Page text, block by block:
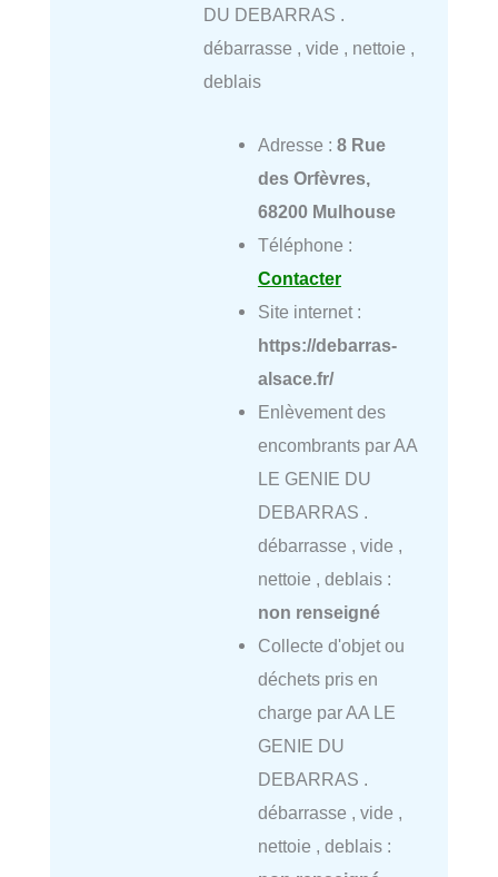
DU DEBARRAS .
débarrasse , vide , nettoie ,
deblais
Adresse : 8 Rue
des Orfèvres,
68200 Mulhouse
Téléphone :
Contacter
Site internet :
https://debarras-
alsace.fr/
Enlèvement des
encombrants par AA
LE GENIE DU
DEBARRAS .
débarrasse , vide ,
nettoie , deblais :
non renseigné
Collecte d'objet ou
déchets pris en
charge par AA LE
GENIE DU
DEBARRAS .
débarrasse , vide ,
nettoie , deblais :